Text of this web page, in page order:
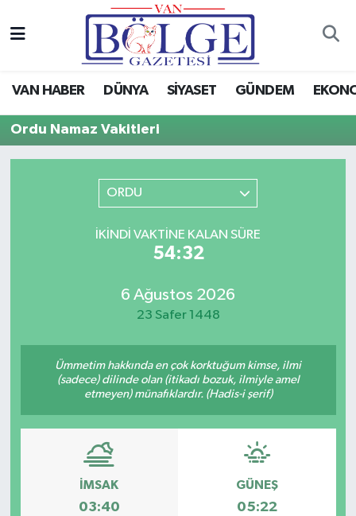
VAN HABER DÜNYA SİYASET GÜNDEM
Ordu Namaz Vakitleri
ORDU
İKINDI VAKTINE KALAN SÜRE
54:32
6 Ağustos 2026
23 Safer 1448
Ümmetim hakkında en çok korktuğum kimse, ilmi
(sadece) dilinde olan (itikadı bozuk, ilmiyle amel
etmeyen) münafıklardır. (Hadis-i şerif)
İMSAK
03:40
GÜNEŞ
05:22
Van Haber
Dünya
RESMİ İLANLAR
Hava Durumu
Tüm Manşetler